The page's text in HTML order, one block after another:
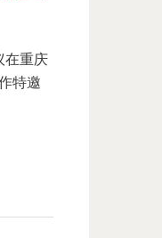
在重庆
特邀